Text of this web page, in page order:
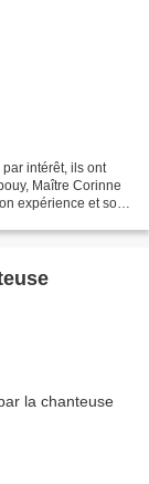
intérêt, ils ont
Maître Corinne
expérience et son